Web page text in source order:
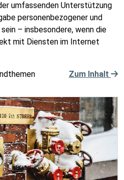
umfassenden Unterstützung
personenbezogener und
– insbesondere, wenn die
mit Diensten im Internet
Zum Inhalt